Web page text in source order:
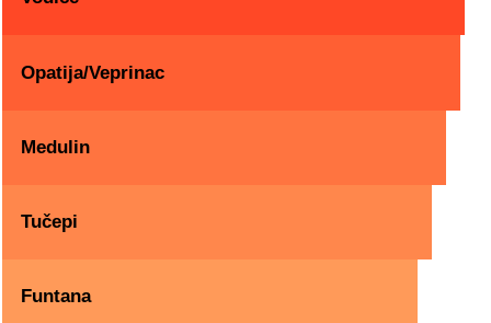
Opatija/Veprinac
Medulin
Tučepi
Funtana